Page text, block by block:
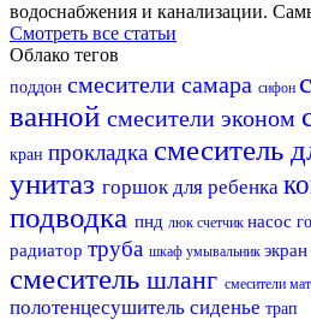
водоснабжения и канализации.
Смотреть все статьи
Облако тегов
поддон смесители самара сифон
ванной смесители эконом
кран прокладка смеситель
унитаз горшок для ребенка
подводка пнд люк счетчик насос
радиатор труба шкаф умывальник экран
смеситель шланг смесители
полотенцесушитель сиденье трап